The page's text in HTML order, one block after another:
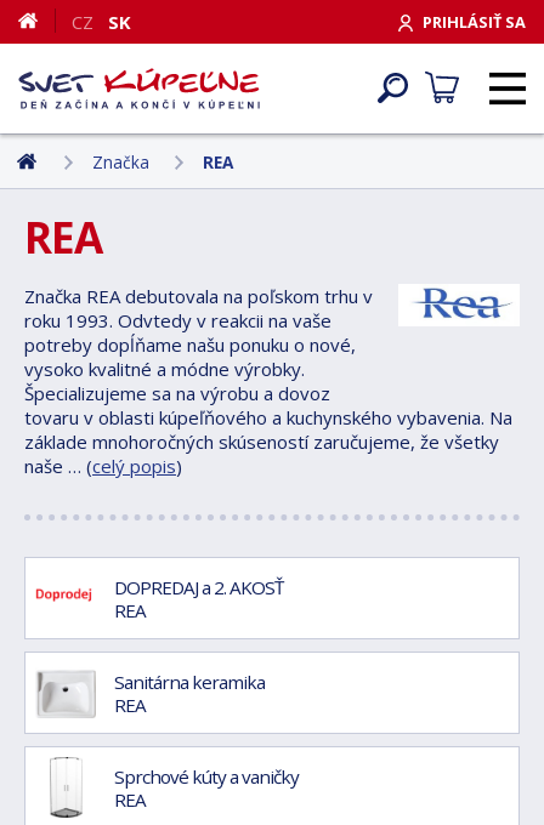
PRIHLÁSIŤ SA
CZ SK
Značka REA
REA
Značka REA debutovala na poľskom trhu v
roku 1993. Odvtedy v reakcii na vaše
potreby dopĺňame našu ponuku o nové,
vysoko kvalitné a módne výrobky.
Špecializujeme sa na výrobu a dovoz
tovaru v oblasti kúpeľňového a kuchynského vybavenia. Na
základe mnohoročných skúseností zaručujeme, že všetky
naše … (celý popis)
DOPREDAJ a 2. AKOSŤ
REA
Sanitárna keramika
REA
Sprchové kúty a vaničky
REA